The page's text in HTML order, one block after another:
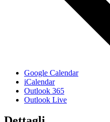
Google Calendar
iCalendar
Outlook 365
Outlook Live